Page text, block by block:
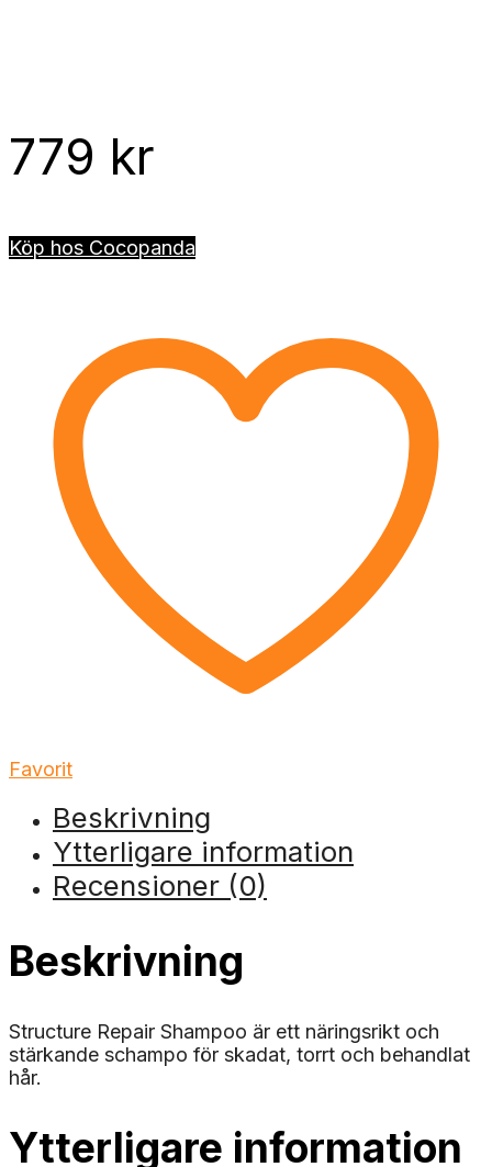
779 kr
Köp hos Cocopanda
Favorit
Beskrivning
Ytterligare information
Recensioner (0)
Beskrivning
Structure Repair Shampoo är ett näringsrikt och
stärkande schampo för skadat, torrt och behandlat
hår.
Ytterligare information